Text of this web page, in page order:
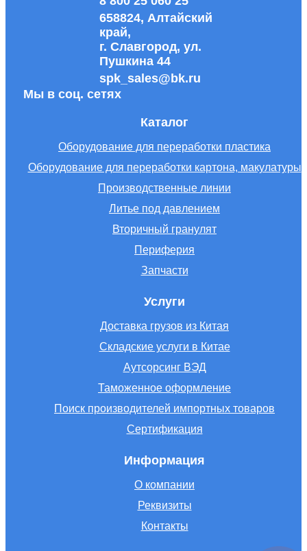
658824, Алтайский
край,
г. Славгород, ул.
Пушкина 44
spk_sales@bk.ru
Мы в соц. сетях
Каталог
Оборудование для переработки пластика
Оборудование для переработки картона, макулатуры
Производственные линии
Литье под давлением
Вторичный гранулят
Периферия
Запчасти
Услуги
Доставка грузов из Китая
Складские услуги в Китае
Аутсорсинг ВЭД
Таможенное оформление
Поиск производителей импортных товаров
Сертификация
Информация
О компании
Реквизиты
Контакты